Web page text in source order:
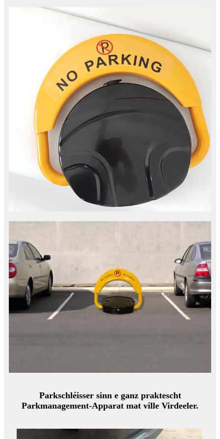
Parkschléisser sinn e ganz praktescht
Parkmanagement-Apparat mat ville Virdeeler.